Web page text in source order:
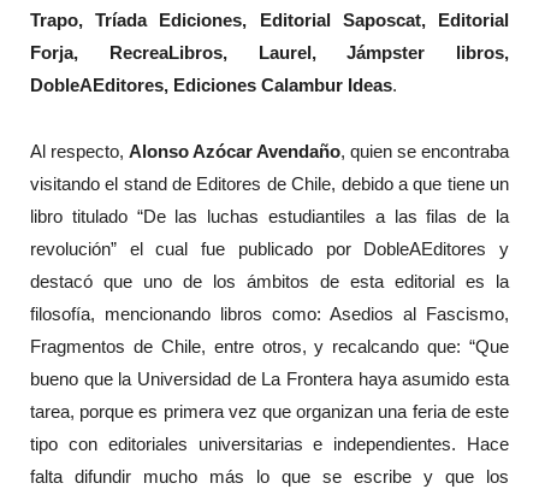
Trapo, Tríada Ediciones, Editorial Saposcat, Editorial
Forja, RecreaLibros, Laurel, Jámpster libros,
DobleAEditores, Ediciones Calambur Ideas.
Al respecto, Alonso Azócar Avendaño, quien se encontraba
visitando el stand de Editores de Chile, debido a que tiene un
libro titulado “De las luchas estudiantiles a las filas de la
revolución” el cual fue publicado por DobleAEditores y
destacó que uno de los ámbitos de esta editorial es la
filosofía, mencionando libros como: Asedios al Fascismo,
Fragmentos de Chile, entre otros, y recalcando que: “Que
bueno que la Universidad de La Frontera haya asumido esta
tarea, porque es primera vez que organizan una feria de este
tipo con editoriales universitarias e independientes. Hace
falta difundir mucho más lo que se escribe y que los